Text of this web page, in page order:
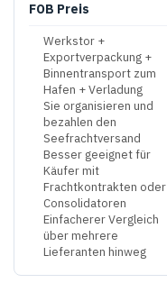
FOB Preis
Werkstor +
Exportverpackung +
Binnentransport zum
Hafen + Verladung
Sie organisieren und
bezahlen den
Seefrachtversand
Besser geeignet für
Käufer mit
Frachtkontrakten oder
Consolidatoren
Einfacherer Vergleich
über mehrere
Lieferanten hinweg